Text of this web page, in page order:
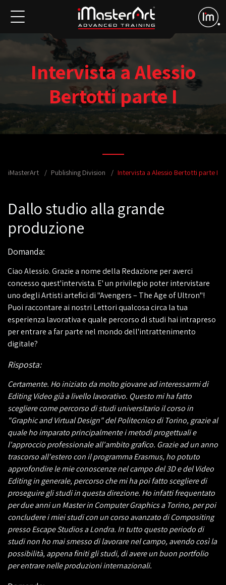
Intervista a Alessio
Bertotti parte I
iMasterArt Publishing Division Intervista a Alessio Bertotti parte I
Dallo studio alla grande
produzione
Domanda:
Ciao Alessio. Grazie a nome della Redazione per averci
concesso quest'intervista. E' un privilegio poter intervistare
uno degli Artisti artefici di "Avengers – The Age of Ultron"!
Puoi raccontare ai nostri Lettori qualcosa circa la tua
esperienza lavorativa e quale percorso di studi hai intrapreso
per entrare a far parte nel mondo dell'intrattenimento
digitale?
Risposta:
Certamente. Ho iniziato da molto giovane ad interessarmi di
Editing Video già a livello lavorativo. Questo mi ha fatto
scegliere come percorso di studi universitario il corso in
"Graphic and Virtual Design" del Politecnico di Torino, grazie al
quale ho imparato principalmente i metodi progettuali e
l'approccio professionale all'ambito grafico. Grazie ad un anno
trascorso all'estero con il programma Erasmus, ho potuto
approfondire le mie conoscenze nel campo del 3D e del Video
Editing in generale, percorso che mi ha poi fatto scegliere di
proseguire gli studi in questa direzione. Ho infatti frequentato
per due anni un Master in Computer Graphics a Torino, per poi
concludere i miei studi con un corso avanzato di Compositing
presso Escape Studios a Londra. In tutto questo periodo di
studi non ho mai smesso di lavorare nel campo, avendo così la
possibilità, appena finiti gli studi, di avere un buon portfolio
per entrare nelle produzioni internazionali.